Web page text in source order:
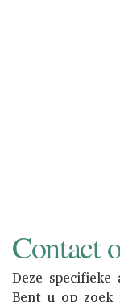
Contact
Deze
Bent u op zoek